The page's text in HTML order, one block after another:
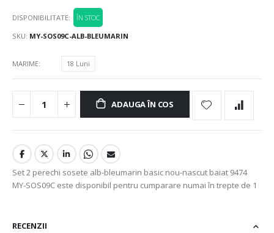
DISPONIBILITATE:
ÎN STOC
SKU MY-SOS09C-ALB-BLEUMARIN
MARIME 18 Luni
ADAUGA ÎN COS
Set 2 perechi sosete alb-bleumarin basic nou-nascut baiat 9474
MY-SOS09C este disponibil pentru cumparare numai în trepte de 1
RECENZII